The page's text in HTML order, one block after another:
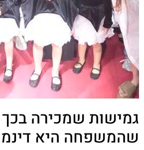
גמישות שמכירה בכך
שהמשפחה היא